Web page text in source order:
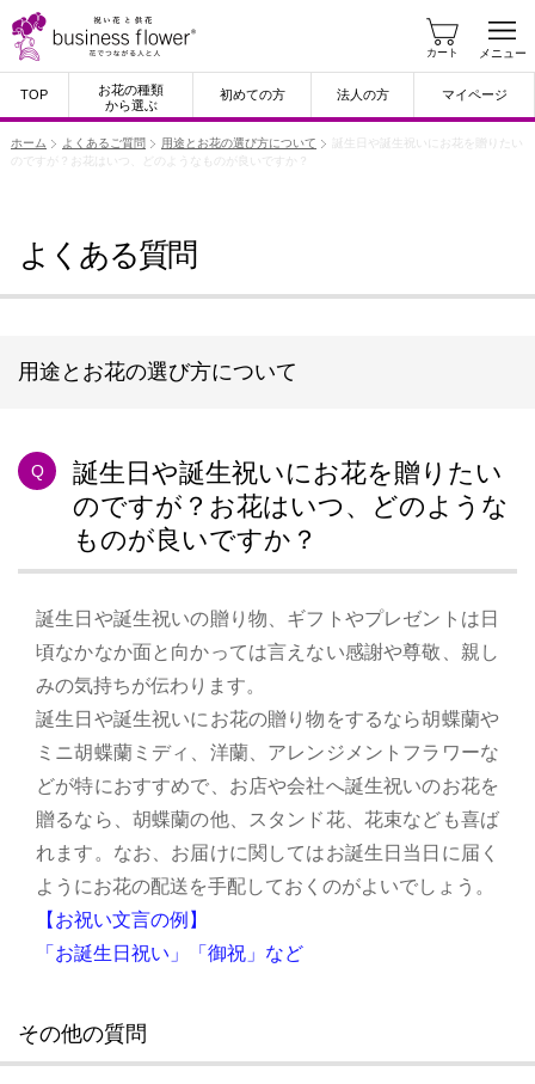
カート メニュー
TOP
お花の種類
から選ぶ
初めての方 法人の方 マイページ
ホーム よくあるご質問 用途とお花の選び方について
誕生日や誕生祝いにお花を贈りたい
のですが？お花はいつ、どのようなものが良いですか？
よくある質問
用途とお花の選び方について
Q
誕生日や誕生祝いにお花を贈りたい
のですが？お花はいつ、どのような
ものが良いですか？
誕生日や誕生祝いの贈り物、ギフトやプレゼントは日
頃なかなか面と向かっては言えない感謝や尊敬、親し
みの気持ちが伝わります。
誕生日や誕生祝いにお花の贈り物をするなら胡蝶蘭や
ミニ胡蝶蘭ミディ、洋蘭、アレンジメントフラワーな
どが特におすすめで、お店や会社へ誕生祝いのお花を
贈るなら、胡蝶蘭の他、スタンド花、花束なども喜ば
れます。なお、お届けに関してはお誕生日当日に届く
ようにお花の配送を手配しておくのがよいでしょう。
【お祝い文言の例】
「お誕生日祝い」「御祝」など
その他の質問